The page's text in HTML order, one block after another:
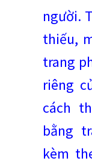
người.
thiếu,
trang
riêng
cách
bằng
kèm